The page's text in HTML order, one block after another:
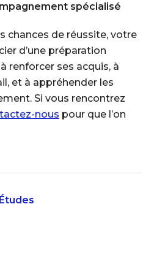
spécialisé
chances de réussite, votre
d’une préparation
renforcer ses acquis, à
et à appréhender les
Si vous rencontrez
nous pour que l’on
Études